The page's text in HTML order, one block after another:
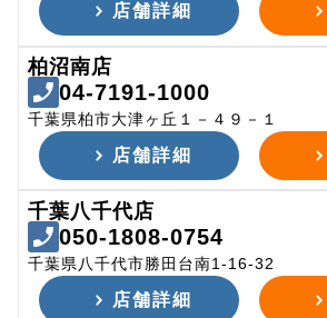
店舗詳細
柏沼南店
04-7191-1000
千葉県柏市大津ヶ丘１－４９－１
店舗詳細
千葉八千代店
050-1808-0754
千葉県八千代市勝田台南1-16-32
店舗詳細